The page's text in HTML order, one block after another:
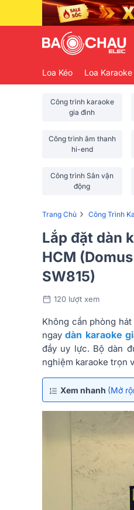
Loa Kéo Loa Karaoke
Công trình karaoke
gia đình
Công trình âm thanh
hi-end
Công trình Sân vận
động
Trang Chủ › Công Trình
Lắp đặt dàn
HCM
SW815)
120 lượt xem
Không cần phòng
ngaydàn karaoke
đầy uy lực. Bộ dàn
nghiệm karaoke trọn
Xem nhanh (Mở